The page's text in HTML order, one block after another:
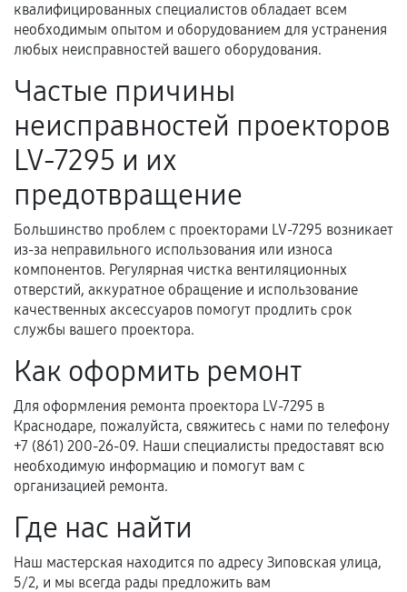
Документы для подтверждения
гарантии
Акт выполненных работ с датой, перечнем
услуг и сроком гарантии.
Документы на установленные комплектующие
и кассовый чек.
Расширенная гарантия
В некоторых случаях возможно оформление
расширенной гарантии. Стоимость, сроки и
условия продления согласовываются отдельно и
фиксируются в документах.
Когда гарантия не действует
Нарушение правил эксплуатации,
механические повреждения, попадание влаги,
перегрев, коррозия.
третьих лиц.
квалифицированных специалистов обладает всем
необходимым опытом и оборудованием для устранения
любых неисправностей вашего оборудования.
Частые причины
неисправностей проекторов
LV-7295 и их
предотвращение
Большинство проблем с проекторами LV-7295 возникает
из-за неправильного использования или износа
компонентов. Регулярная чистка вентиляционных
отверстий, аккуратное обращение и использование
качественных аксессуаров помогут продлить срок
службы вашего проектора.
Как оформить ремонт
Для оформления ремонта проектора LV-7295 в
Краснодаре, пожалуйста, свяжитесь с нами по телефону
+7 (861) 200-26-09. Наши специалисты предоставят всю
необходимую информацию и помогут вам с
организацией ремонта.
Где нас найти
Наш мастерская находится по адресу Зиповская улица,
5/2, и мы всегда рады предложить вам